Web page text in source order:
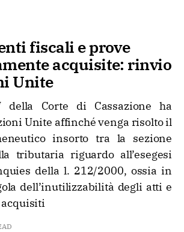
fiscali e prove
acquisite: rinvio
Unite
della Corte di Cassazione ha
Unite affinché venga risolto il
insorto tra la sezione
tributaria riguardo all’esegesi
della l. 212/2000, ossia in
dell’inutilizzabilità degli atti e